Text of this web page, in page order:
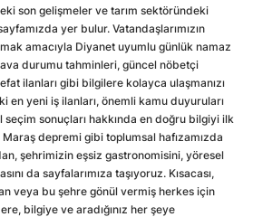
son gelişmeler ve tarım sektöründeki
yer bulur. Vatandaşlarımızın
amacıyla Diyanet uyumlu günlük namaz
durumu tahminleri, güncel nöbetçi
ilanları gibi bilgilere kolayca ulaşmanızı
en yeni iş ilanları, önemli kamu duyuruları
sonuçları hakkında en doğru bilgiyi ilk
depremi gibi toplumsal hafızamızda
şehrimizin eşsiz gastronomisini, yöresel
da sayfalarımıza taşıyoruz. Kısacası,
veya bu şehre gönül vermiş herkes için
bilgiye ve aradığınız her şeye